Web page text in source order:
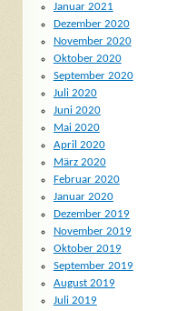
Januar 2021
Dezember 2020
November 2020
Oktober 2020
September 2020
Juli 2020
Juni 2020
Mai 2020
April 2020
März 2020
Februar 2020
Januar 2020
Dezember 2019
November 2019
Oktober 2019
September 2019
August 2019
Juli 2019